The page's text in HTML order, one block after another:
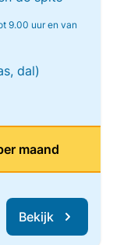
9.00 uur en van
dal)
maand
Bekijk